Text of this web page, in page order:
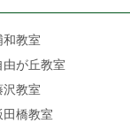
和教室
由が丘教室
沢教室
田橋教室